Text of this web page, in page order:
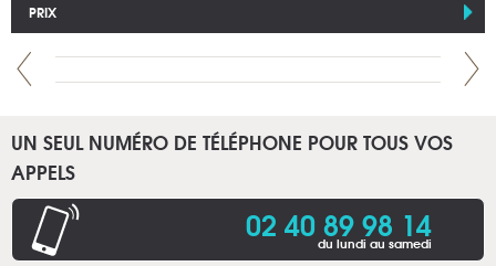
PRIX
UN SEUL NUMÉRO DE TÉLÉPHONE POUR TOUS VOS
APPELS
02 40 89 98 14
du lundi au samedi